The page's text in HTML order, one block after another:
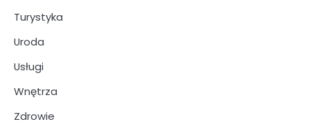
Turystyka
Uroda
Usługi
Wnętrza
Zdrowie